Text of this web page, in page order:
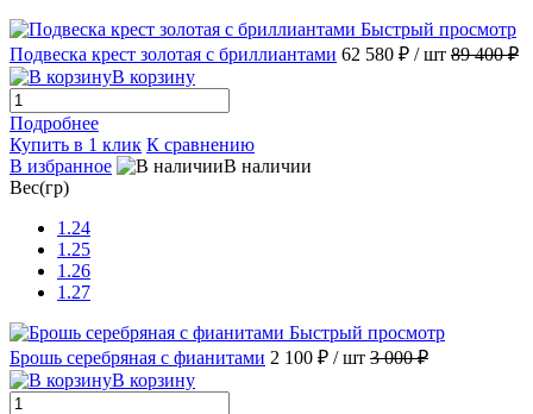
Быстрый просмотр
Подвеска крест золотая с бриллиантами 62 580 ₽ / шт 89 400 ₽
В корзину
Подробнее
Купить в 1 клик К сравнению
В избранное
В наличии
Вес(гр)
1.24
1.25
1.26
1.27
Быстрый просмотр
Брошь серебряная с фианитами 2 100 ₽ / шт 3 000 ₽
В корзину